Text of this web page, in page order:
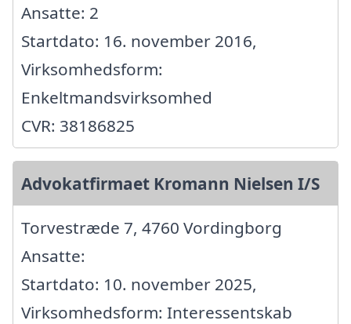
Ansatte: 2
Startdato: 16. november 2016,
Virksomhedsform:
Enkeltmandsvirksomhed
CVR: 38186825
Advokatfirmaet Kromann Nielsen I/S
Torvestræde 7, 4760 Vordingborg
Ansatte:
Startdato: 10. november 2025,
Virksomhedsform: Interessentskab